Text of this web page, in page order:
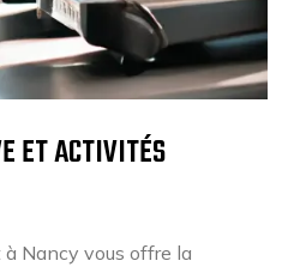
ET ACTIVITÉS
Nancy vous offre la